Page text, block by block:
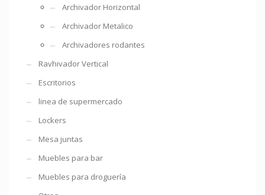
Archivador Horizontal
Archivador Metalico
Archivadores rodantes
Ravhivador Vertical
Escritorios
linea de supermercado
Lockers
Mesa juntas
Muebles para bar
Muebles para droguería